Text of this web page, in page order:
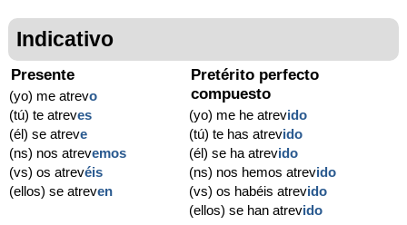
Indicativo
Presente
(yo) me atrevo
(tú) te atreves
(él) se atreve
(ns) nos atrevemos
(vs) os atrevéis
(ellos) se atreven
Pretérito perfecto
compuesto
(yo) me he atrevido
(tú) te has atrevido
(él) se ha atrevido
(ns) nos hemos atrevido
(vs) os habéis atrevido
(ellos) se han atrevido